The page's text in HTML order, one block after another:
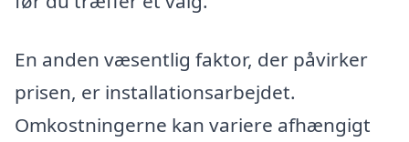
En anden væsentlig faktor, der påvirker
prisen, er installationsarbejdet.
Omkostningerne kan variere afhængigt